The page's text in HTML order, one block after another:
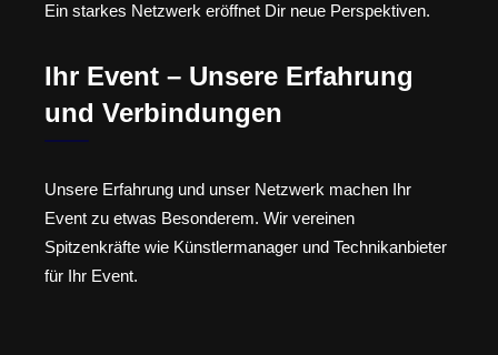
Ein starkes Netzwerk eröffnet Dir neue Perspektiven.
Ihr Event – Unsere Erfahrung
und Verbindungen
Unsere Erfahrung und unser Netzwerk machen Ihr
Event zu etwas Besonderem. Wir vereinen
Spitzenkräfte wie Künstlermanager und Technikanbieter
für Ihr Event.